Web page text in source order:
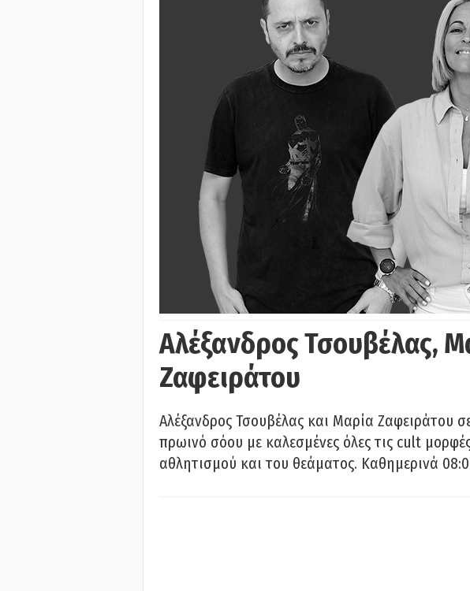
Αλέξανδρος Τσουβέλας,
Ζαφειράτου
Αλέξανδρος Τσουβέλας και Μαρία Ζαφειράτου
πρωινό σόου με καλεσμένες όλες τις cult
αθλητισμού και του θεάματος. Καθημερινά